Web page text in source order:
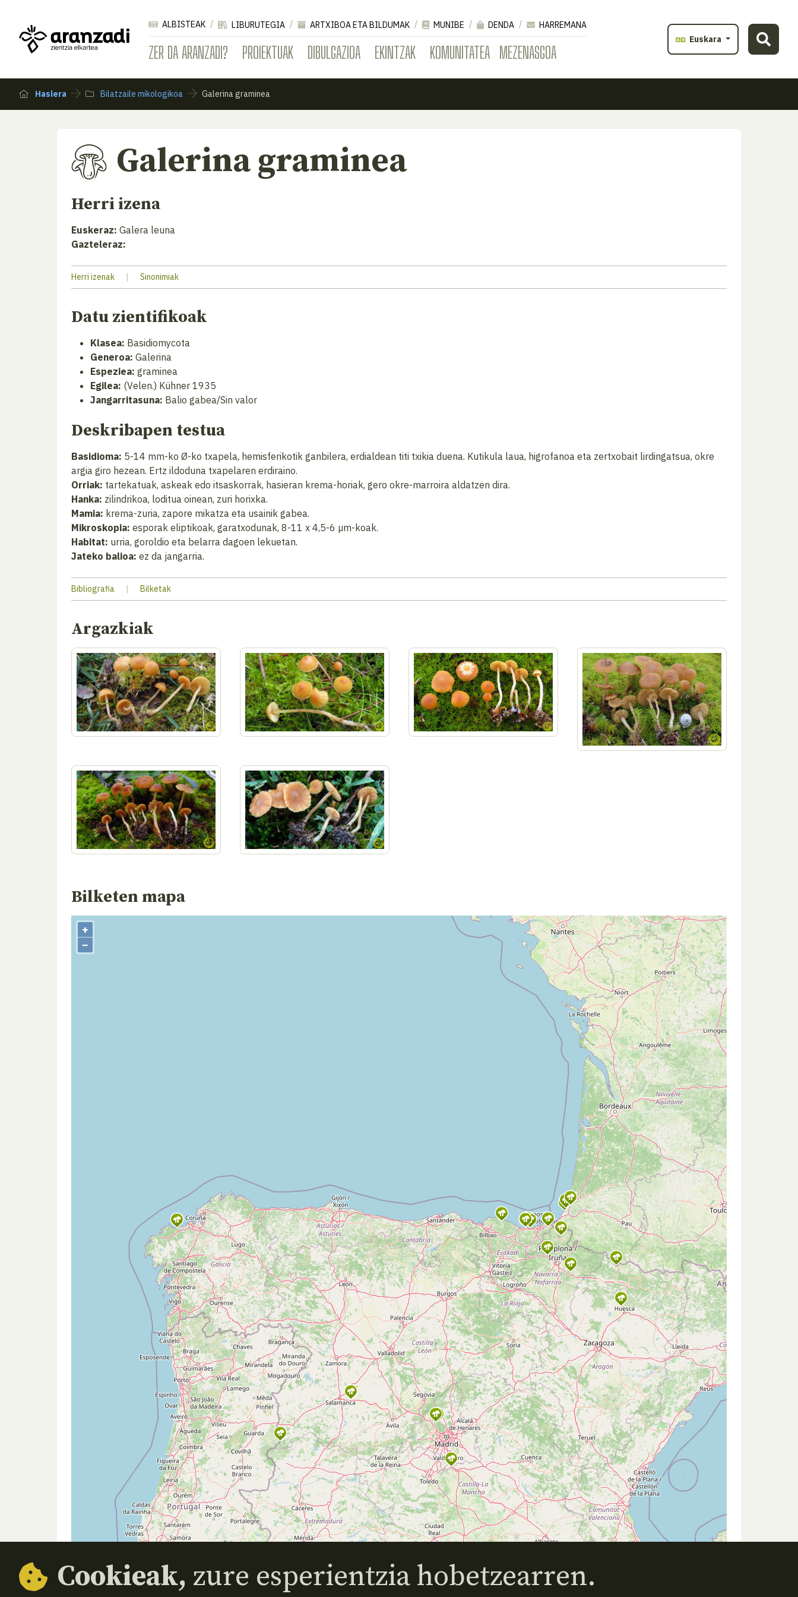
ZER DA ARANZADI? PROIEKTUAK DIBULGAZIOA EKINTZAK KOMUNITATEA MEZENASGOA
ALBISTEAK LIBURUTEGIA ARTXIBOA ETA BILDUMAK MUNIBE DENDA
HARREMANA
Euskara
Hasiera Bilatzaile mikologikoa Galerina graminea
Galerina graminea
Herri izena
Euskeraz: Galera leuna
Gazteleraz:
Herri izenak | Sinonimiak
Datu zientifikoak
Klasea: Basidiomycota
Generoa: Galerina
Espeziea: graminea
Egilea: (Velen.) Kühner 1935
Jangarritasuna: Balio gabea/Sin valor
Deskribapen testua
Basidioma: 5-14 mm-ko Ø-ko txapela, hemisferikotik ganbilera, erdialdean titi txikia duena. Kutikula laua, higrofanoa eta zertxobait lirdingatsua, okre
argia giro hezean. Ertz ildoduna txapelaren erdiraino.
Orriak: tartekatuak, askeak edo itsaskorrak, hasieran krema-horiak, gero okre-marroira aldatzen dira.
Hanka: zilindrikoa, loditua oinean, zuri horixka.
Mamia: krema-zuria, zapore mikatza eta usainik gabea.
Mikroskopia: esporak eliptikoak, garatxodunak, 8-11 x 4,5-6 µm-koak.
Habitat: urria, goroldio eta belarra dagoen lekuetan.
Jateko balioa: ez da jangarria.
Bibliografia | Bilketak
Argazkiak
Bilketen mapa
+
−
Cookieak, zure esperientzia hobetzearren.